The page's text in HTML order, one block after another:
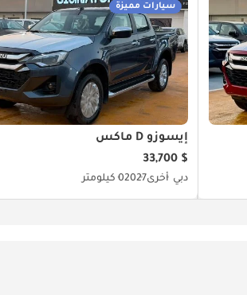
سيارات مميزة
إيسوزو D ماكس
$ 33,700
دبي أخرى20270 كيلومتر